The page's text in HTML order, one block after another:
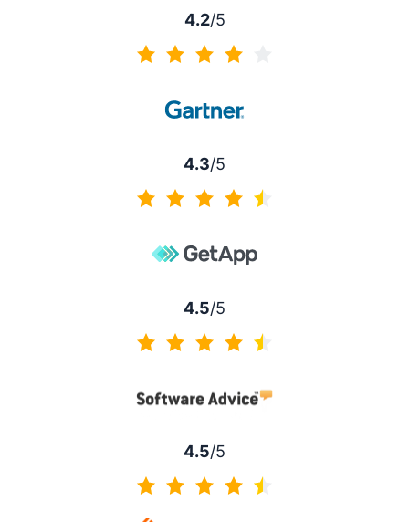
4.2/5
4.3/5
4.5/5
4.5/5